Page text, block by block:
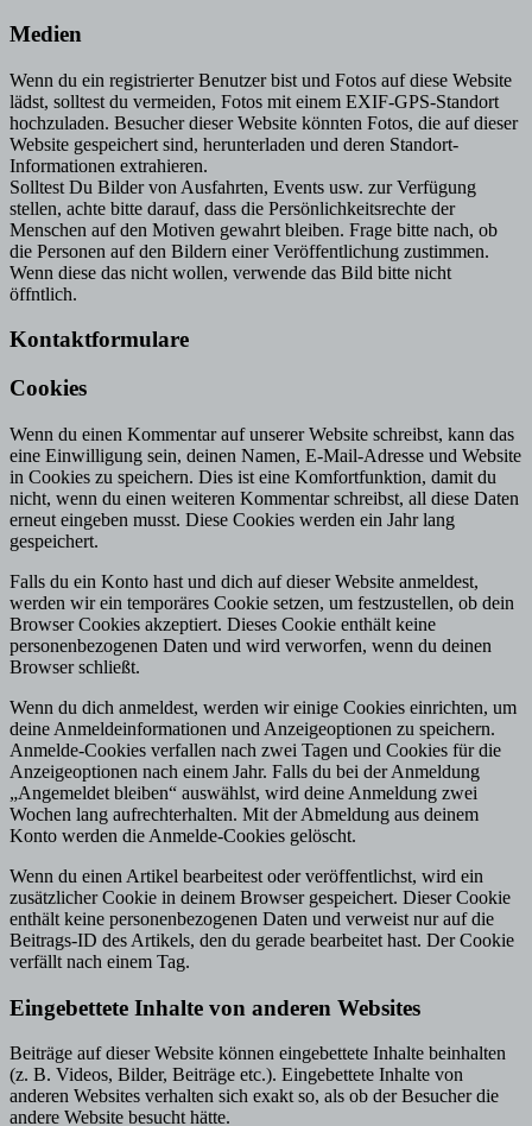
Medien
Wenn du ein registrierter Benutzer bist und Fotos auf diese Website
lädst, solltest du vermeiden, Fotos mit einem EXIF-GPS-Standort
hochzuladen. Besucher dieser Website könnten Fotos, die auf dieser
Website gespeichert sind, herunterladen und deren Standort-
Informationen extrahieren.
Solltest Du Bilder von Ausfahrten, Events usw. zur Verfügung
stellen, achte bitte darauf, dass die Persönlichkeitsrechte der
Menschen auf den Motiven gewahrt bleiben. Frage bitte nach, ob
die Personen auf den Bildern einer Veröffentlichung zustimmen.
Wenn diese das nicht wollen, verwende das Bild bitte nicht
öffntlich.
Kontaktformulare
Cookies
Wenn du einen Kommentar auf unserer Website schreibst, kann das
eine Einwilligung sein, deinen Namen, E-Mail-Adresse und Website
in Cookies zu speichern. Dies ist eine Komfortfunktion, damit du
nicht, wenn du einen weiteren Kommentar schreibst, all diese Daten
erneut eingeben musst. Diese Cookies werden ein Jahr lang
gespeichert.
Falls du ein Konto hast und dich auf dieser Website anmeldest,
werden wir ein temporäres Cookie setzen, um festzustellen, ob dein
Browser Cookies akzeptiert. Dieses Cookie enthält keine
personenbezogenen Daten und wird verworfen, wenn du deinen
Browser schließt.
Wenn du dich anmeldest, werden wir einige Cookies einrichten, um
deine Anmeldeinformationen und Anzeigeoptionen zu speichern.
Anmelde-Cookies verfallen nach zwei Tagen und Cookies für die
Anzeigeoptionen nach einem Jahr. Falls du bei der Anmeldung
„Angemeldet bleiben“ auswählst, wird deine Anmeldung zwei
Wochen lang aufrechterhalten. Mit der Abmeldung aus deinem
Konto werden die Anmelde-Cookies gelöscht.
Wenn du einen Artikel bearbeitest oder veröffentlichst, wird ein
zusätzlicher Cookie in deinem Browser gespeichert. Dieser Cookie
enthält keine personenbezogenen Daten und verweist nur auf die
Beitrags-ID des Artikels, den du gerade bearbeitet hast. Der Cookie
verfällt nach einem Tag.
Eingebettete Inhalte von anderen Websites
Beiträge auf dieser Website können eingebettete Inhalte beinhalten
(z. B. Videos, Bilder, Beiträge etc.). Eingebettete Inhalte von
anderen Websites verhalten sich exakt so, als ob der Besucher die
andere Website besucht hätte.